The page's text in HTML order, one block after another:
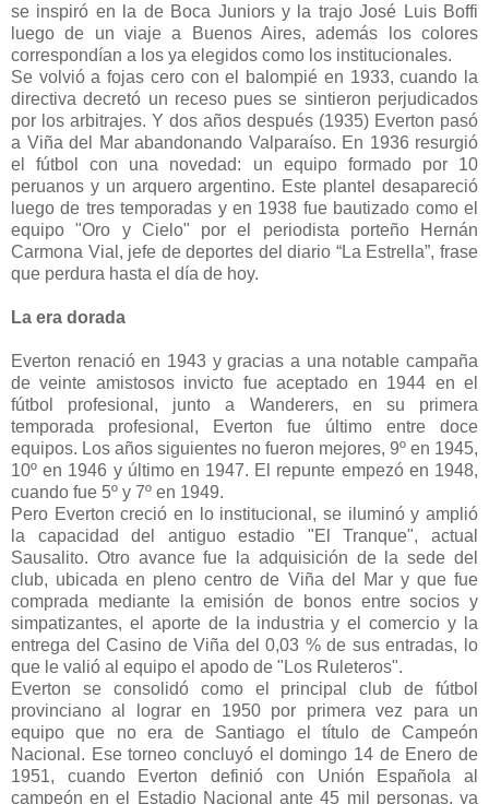
se inspiró en la de Boca Juniors y la trajo José Luis Boffi
luego de un viaje a Buenos Aires, además los colores
correspondían a los ya elegidos como los institucionales.
Se volvió a fojas cero con el balompié en 1933, cuando la
directiva decretó un receso pues se sintieron perjudicados
por los arbitrajes. Y dos años después (1935) Everton pasó
a Viña del Mar abandonando Valparaíso. En 1936 resurgió
el fútbol con una novedad: un equipo formado por 10
peruanos y un arquero argentino. Este plantel desapareció
luego de tres temporadas y en 1938 fue bautizado como el
equipo "Oro y Cielo" por el periodista porteño Hernán
Carmona Vial, jefe de deportes del diario “La Estrella”, frase
que perdura hasta el día de hoy.
La era dorada
Everton renació en 1943 y gracias a una notable campaña
de veinte amistosos invicto fue aceptado en 1944 en el
fútbol profesional, junto a Wanderers, en su primera
temporada profesional, Everton fue último entre doce
equipos. Los años siguientes no fueron mejores, 9º en 1945,
10º en 1946 y último en 1947. El repunte empezó en 1948,
cuando fue 5º y 7º en 1949.
Pero Everton creció en lo institucional, se iluminó y amplió
la capacidad del antiguo estadio "El Tranque", actual
Sausalito. Otro avance fue la adquisición de la sede del
club, ubicada en pleno centro de Viña del Mar y que fue
comprada mediante la emisión de bonos entre socios y
simpatizantes, el aporte de la industria y el comercio y la
entrega del Casino de Viña del 0,03 % de sus entradas, lo
que le valió al equipo el apodo de "Los Ruleteros".
Everton se consolidó como el principal club de fútbol
provinciano al lograr en 1950 por primera vez para un
equipo que no era de Santiago el título de Campeón
Nacional. Ese torneo concluyó el domingo 14 de Enero de
1951, cuando Everton definió con Unión Española al
campeón en el Estadio Nacional ante 45 mil personas, ya